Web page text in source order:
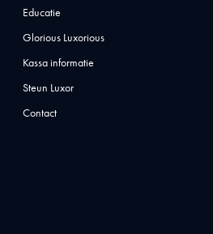
Educatie
Glorious Luxorious
Kassa informatie
Steun Luxor
Contact